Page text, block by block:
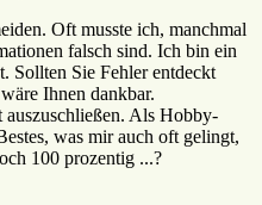
Oft musste ich, manchmal
falsch sind. Ich bin ein
Sollten Sie Fehler entdeckt
Ihnen dankbar.
Als Hobby-
was mir auch oft gelingt,
100 prozentig ...?